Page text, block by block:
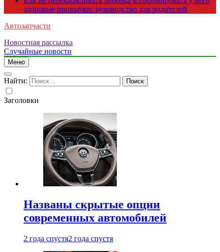
здоровые привычки: руководство для родителей
Автозапчасти
Новостная рассылка
Случайные новости
Меню
Найти:
Заголовки
Названы скрытые опции
современных автомобилей
2 года спустя2 года спустя